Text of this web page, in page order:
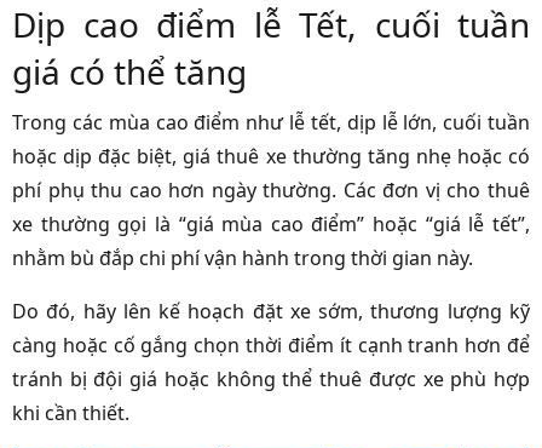
Dịp cao điểm lễ Tết, cuối tuần
giá có thể tăng
Trong các mùa cao điểm như lễ tết, dịp lễ lớn, cuối tuần
hoặc dịp đặc biệt, giá thuê xe thường tăng nhẹ hoặc có
phí phụ thu cao hơn ngày thường. Các đơn vị cho thuê
xe thường gọi là “giá mùa cao điểm” hoặc “giá lễ tết”,
nhằm bù đắp chi phí vận hành trong thời gian này.
Do đó, hãy lên kế hoạch đặt xe sớm, thương lượng kỹ
càng hoặc cố gắng chọn thời điểm ít cạnh tranh hơn để
tránh bị đội giá hoặc không thể thuê được xe phù hợp
khi cần thiết.